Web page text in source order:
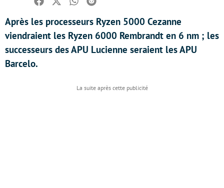
Facebook
TwitterWhatsapp
Reddit
Après les processeurs Ryzen 5000 Cezanne
viendraient les Ryzen 6000 Rembrandt en 6 nm ; les
successeurs des APU Lucienne seraient les APU
Barcelo.